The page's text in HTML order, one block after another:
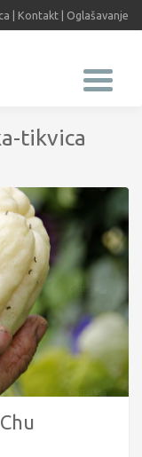
Kontakt Oglašavanje
tikvica